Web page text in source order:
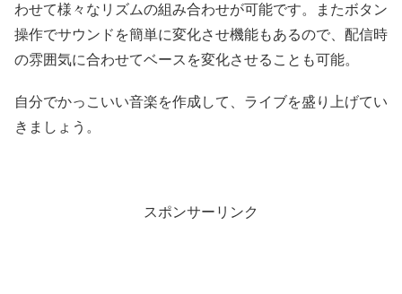
わせて様々なリズムの組み合わせが可能です。またボタン
操作でサウンドを簡単に変化させ機能もあるので、配信時
の雰囲気に合わせてベースを変化させることも可能。
自分でかっこいい音楽を作成して、ライブを盛り上げてい
きましょう。
スポンサーリンク